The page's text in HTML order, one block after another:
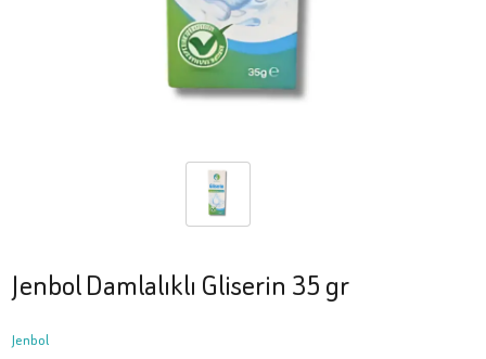
Jenbol Damlalıklı Gliserin 35 gr
Jenbol